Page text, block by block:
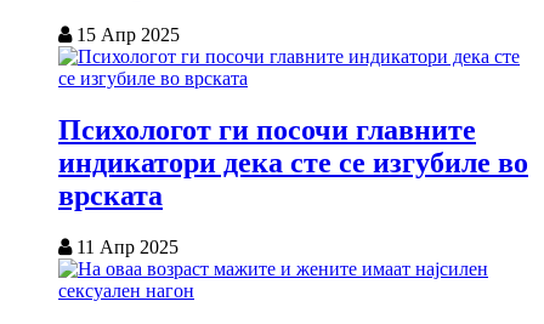
15 Апр 2025
Психологот ги посочи главните
индикатори дека сте се изгубиле во
врската
11 Апр 2025